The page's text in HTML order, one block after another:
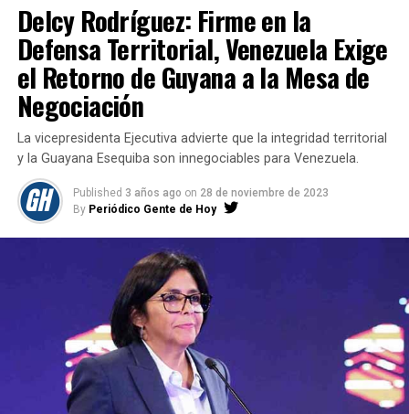
Delcy Rodríguez: Firme en la
Defensa Territorial, Venezuela Exige
el Retorno de Guyana a la Mesa de
Negociación
La vicepresidenta Ejecutiva advierte que la integridad territorial
y la Guayana Esequiba son innegociables para Venezuela.
Published 3 años ago on 28 de noviembre de 2023
By Periódico Gente de Hoy